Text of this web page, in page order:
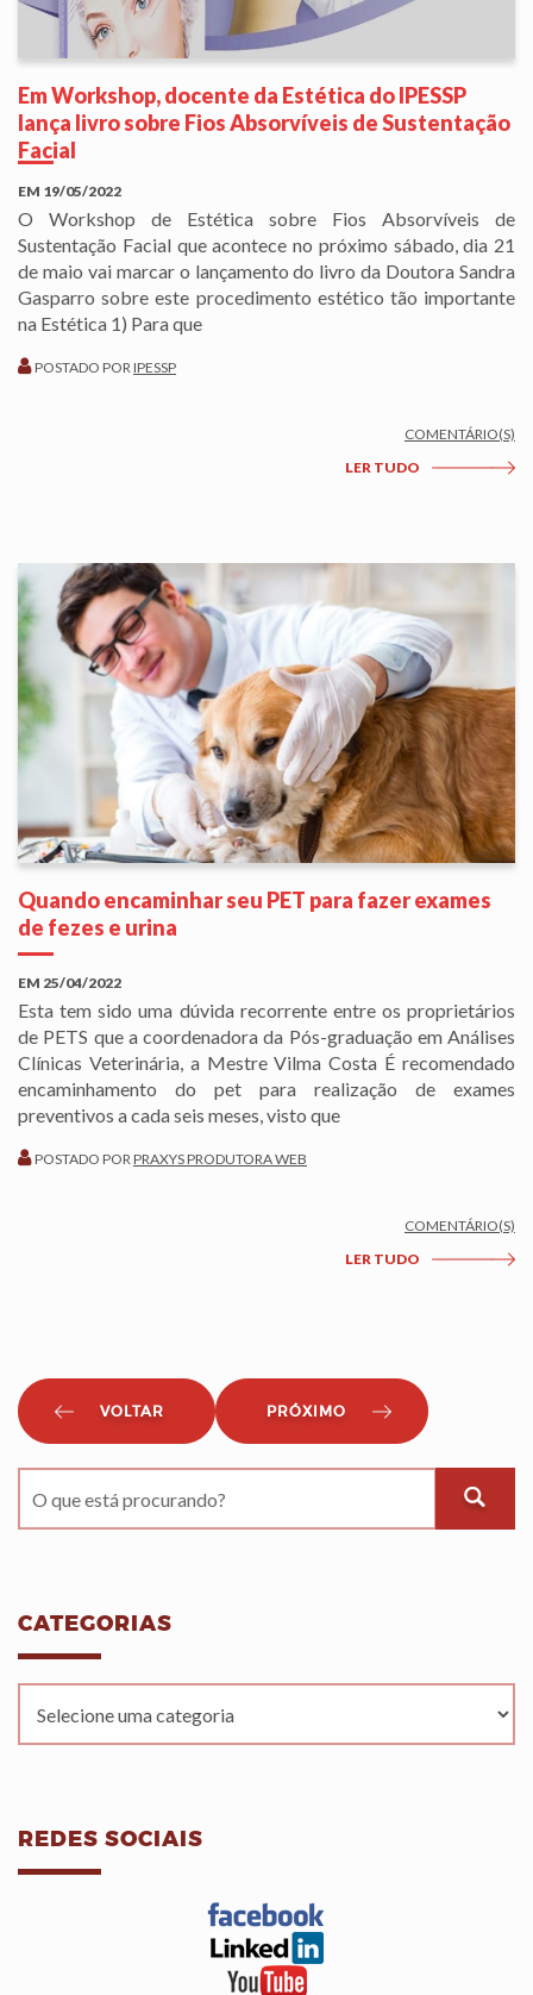
Em Workshop, docente da Estética do IPESSP
lança livro sobre Fios Absorvíveis de Sustentação
Facial
EM 19/05/2022
O Workshop de Estética sobre Fios Absorvíveis de
Sustentação Facial que acontece no próximo sábado, dia 21
de maio vai marcar o lançamento do livro da Doutora Sandra
Gasparro sobre este procedimento estético tão importante
na Estética 1) Para que
POSTADO PORIPESSP
COMENTÁRIO(S)
LER TUDO
Quando encaminhar seu PET para fazer exames
de fezes e urina
EM 25/04/2022
Esta tem sido uma dúvida recorrente entre os proprietários
de PETS que a coordenadora da Pós-graduação em Análises
Clínicas Veterinária, a Mestre Vilma Costa É recomendado
encaminhamento do pet para realização de exames
preventivos a cada seis meses, visto que
POSTADO PORPRAXYS PRODUTORA WEB
COMENTÁRIO(S)
LER TUDO
VOLTAR PRÓXIMO
CATEGORIAS
REDES SOCIAIS